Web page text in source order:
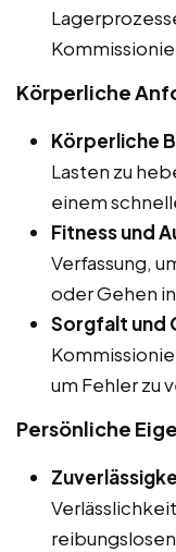
Körperliche
Körperliche
Lasten zu
einem
Fitness und
Verfassung,
oder Gehen
Sorgfalt und
um Fehler zu
Persönliche